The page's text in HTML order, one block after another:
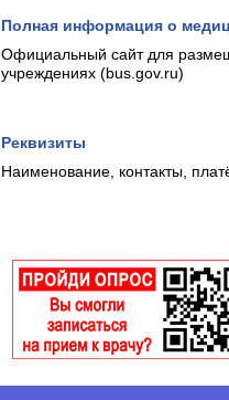
Полная информация о
Официальный сайт для
учреждениях (bus.gov.ru)
Реквизиты
Наименование, контакты,